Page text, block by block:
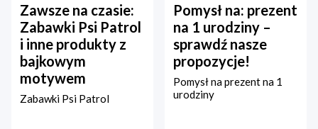
Zawsze na czasie:
Zabawki Psi Patrol
i inne produkty z
bajkowym
motywem
Zabawki Psi Patrol
Pomysł na: prezent
na 1 urodziny –
sprawdź nasze
propozycje!
Pomysł na prezent na 1
urodziny